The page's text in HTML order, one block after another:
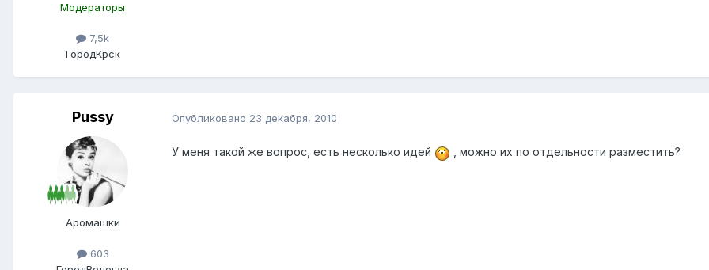
Модераторы
7,5k
ГородКрск
Pussy
Аромашки
603
Опубликовано 23 декабря, 2010
У меня такой же вопрос, есть несколько идей , можно их по отдельности разместить?